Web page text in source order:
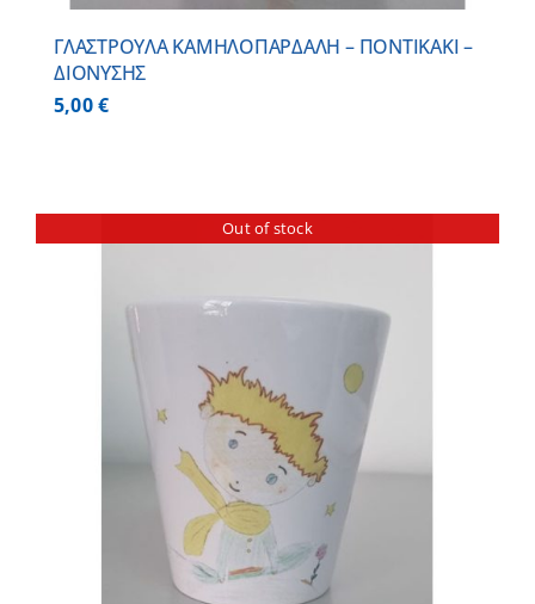
ΓΛΑΣΤΡΟΥΛΑ ΚΑΜΗΛΟΠΑΡΔΑΛΗ – ΠΟΝΤΙΚΑΚΙ –
ΔΙΟΝΥΣΗΣ
5,00€
Out of stock